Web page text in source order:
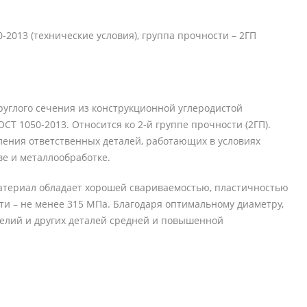
(технические условия), группа прочности – 2ГП
сечения из конструкционной углеродистой
1050-2013. Относится ко 2-й группе прочности (2ГП).
ответственных деталей, работающих в условиях
и металлообработке.
обладает хорошей свариваемостью, пластичностью
– не менее 315 МПа. Благодаря оптимальному диаметру,
и других деталей средней и повышенной